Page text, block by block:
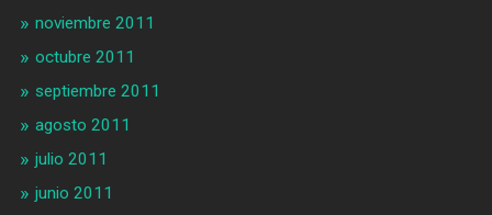
noviembre 2011
octubre 2011
septiembre 2011
agosto 2011
julio 2011
junio 2011